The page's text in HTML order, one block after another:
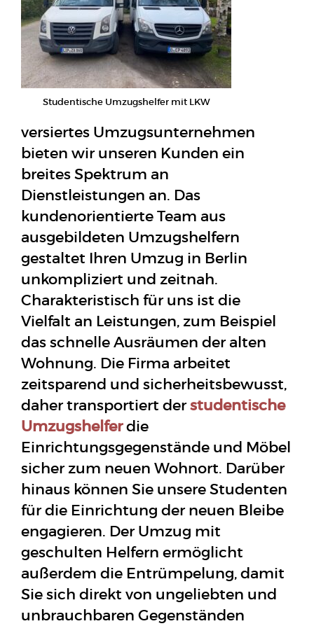
Studentische Umzugshelfer mit LKW
versiertes Umzugsunternehmen
bieten wir unseren Kunden ein
breites Spektrum an
Dienstleistungen an. Das
kundenorientierte Team aus
ausgebildeten Umzugshelfern
gestaltet Ihren Umzug in Berlin
unkompliziert und zeitnah.
Charakteristisch für uns ist die
Vielfalt an Leistungen, zum Beispiel
das schnelle Ausräumen der alten
Wohnung. Die Firma arbeitet
zeitsparend und sicherheitsbewusst,
daher transportiert derstudentische
Umzugshelferdie
Einrichtungsgegenstände und Möbel
sicher zum neuen Wohnort. Darüber
hinaus können Sie unsere Studenten
für die Einrichtung der neuen Bleibe
engagieren. Der Umzug mit
geschulten Helfern ermöglicht
außerdem die Entrümpelung, damit
Sie sich direkt von ungeliebten und
unbrauchbaren Gegenständen